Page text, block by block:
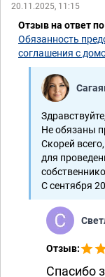
20.11.2025, 11:15
Отзыв на ответ
Обязанность
соглашения с
Не обязаны
Скорей
для
С сентября
Отзыв:
Спасибо